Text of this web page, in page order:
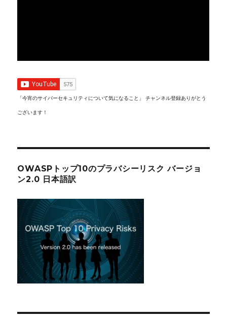
「今宵のサイバーセキュリティについて気になること」 チャンネル登録ありがとう
ございます！
OWASPトップ10のプラバシーリスク バージョ
ン2.0 日本語訳